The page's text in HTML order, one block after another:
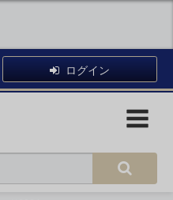
ログイン